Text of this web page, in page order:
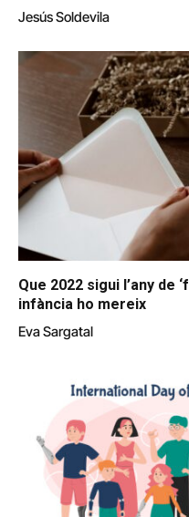
Jesús Soldevila
Que 2022 sigui l’any de
infància ho mereix
Eva Sargatal